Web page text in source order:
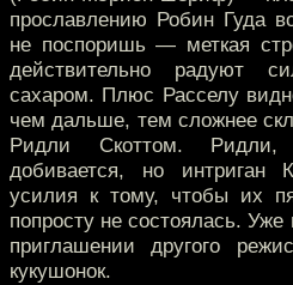
прославлению Робин Гуда
не поспоришь — меткая
действительно радуют
сахаром. Плюс Расселу
чем дальше, тем сложнее
Ридли Скоттом.
добивается, но интриган
усилия к тому, чтобы их
попросту не состоялась. Уже
приглашении другого
кукушонок.